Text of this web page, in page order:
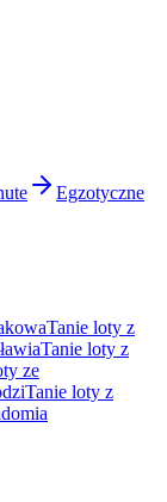
Egzotyczne
Tanie loty z
Tanie loty z
ze
Tanie loty z